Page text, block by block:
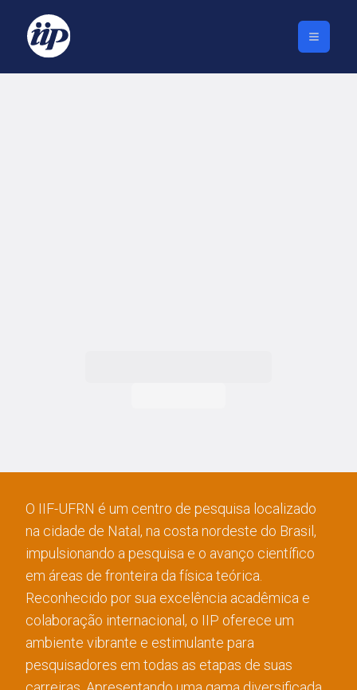
O IIF-UFRN é um centro de pesquisa localizado
na cidade de Natal, na costa nordeste do Brasil,
impulsionando a pesquisa e o avanço científico
em áreas de fronteira da física teórica.
Reconhecido por sua excelência acadêmica e
colaboração internacional, o IIP oferece um
ambiente vibrante e estimulante para
pesquisadores em todas as etapas de suas